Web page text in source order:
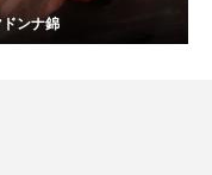
ンナ錦